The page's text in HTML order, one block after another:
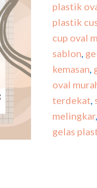
plastik
plastik
cup oval
sablon,
kemasan,
oval
terdekat,
melingkar,
gelas